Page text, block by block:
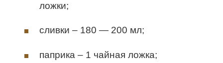
ложки;
сливки – 180 — 200 мл;
паприка – 1 чайная ложка;